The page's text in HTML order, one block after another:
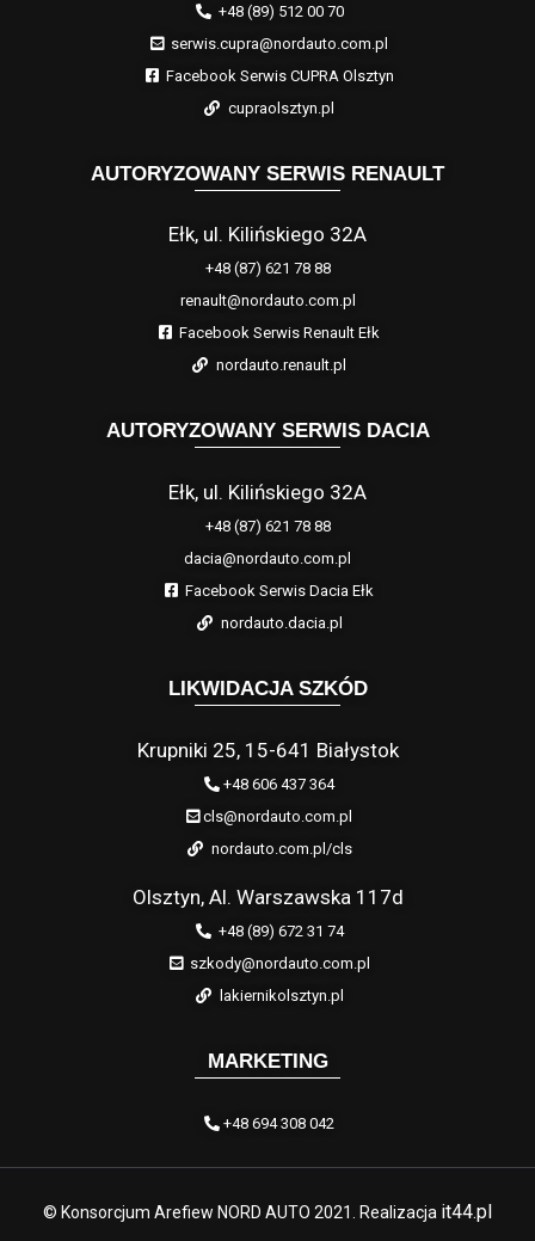
+48 (89) 512 00 70
serwis.cupra@nordauto.com.pl
Facebook Serwis CUPRA Olsztyn
cupraolsztyn.pl
AUTORYZOWANY SERWIS RENAULT
Ełk, ul. Kilińskiego 32A
+48 (87) 621 78 88
renault@nordauto.com.pl
Facebook Serwis Renault Ełk
nordauto.renault.pl
AUTORYZOWANY SERWIS DACIA
Ełk, ul. Kilińskiego 32A
+48 (87) 621 78 88
dacia@nordauto.com.pl
Facebook Serwis Dacia Ełk
nordauto.dacia.pl
LIKWIDACJA SZKÓD
Krupniki 25, 15-641 Białystok
+48 606 437 364
cls@nordauto.com.pl
nordauto.com.pl/cls
Olsztyn, Al. Warszawska 117d
+48 (89) 672 31 74
szkody@nordauto.com.pl
lakiernikolsztyn.pl
MARKETING
+48 694 308 042
© Konsorcjum Arefiew NORD AUTO 2021. Realizacja it44.pl